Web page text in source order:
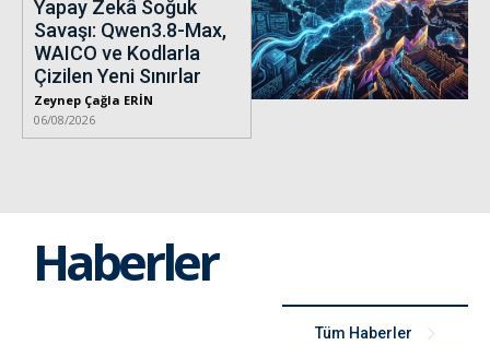
Yapay Zekâ Soğuk
Savaşı: Qwen3.8-Max,
WAICO ve Kodlarla
Çizilen Yeni Sınırlar
Zeynep Çağla ERİN
06/08/2026
Haberler
Tüm Haberler